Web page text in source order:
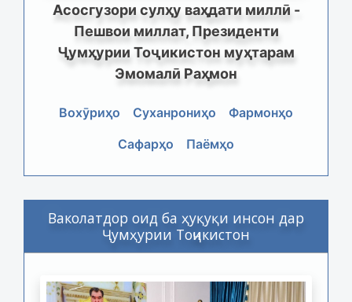
Асосгузори сулҳу ваҳдати миллӣ -
Пешвои миллат, Президенти
Ҷумҳурии Тоҷикистон муҳтарам
Эмомалӣ Раҳмон
Вохӯриҳо Суханрониҳо
Фармонҳо
Сафарҳо
Паёмҳо
Ваколатдор оид ба ҳуқуқи инсон дар
Ҷумҳурии Тоҷикистон